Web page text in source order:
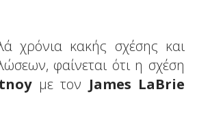
χρόνια κακής σχέσης και
φαίνεται ότι η σχέση
με τον James LaBrie